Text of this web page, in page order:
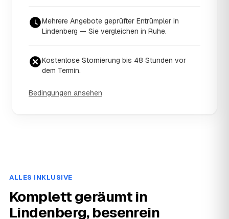
Mehrere Angebote geprüfter Entrümpler in
Lindenberg — Sie vergleichen in Ruhe.
Kostenlose Stornierung bis 48 Stunden vor
dem Termin.
Bedingungen ansehen
ALLES INKLUSIVE
Komplett geräumt in
Lindenberg, besenrein